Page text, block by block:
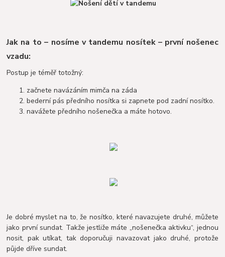
Jak na to – nosíme v tandemu nosítek – první nošenec
vzadu:
Postup je téměř totožný:
začnete navázáním mimča na záda
bederní pás předního nosítka si zapnete pod zadní nosítko.
navážete předního nošenečka a máte hotovo.
Je dobré myslet na to, že nosítko, které navazujete druhé, můžete
jako první sundat. Takže jestliže máte „nošenečka aktivku“, jednou
nosit, pak utíkat, tak doporučuji navazovat jako druhé, protože
půjde dříve sundat.